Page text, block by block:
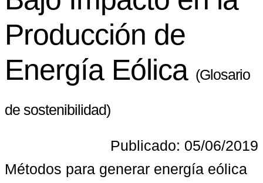
Producción de
Energía Eólica (Glosario
de sostenibilidad)
Publicado: 05/06/2019
Métodos para generar energía eólica